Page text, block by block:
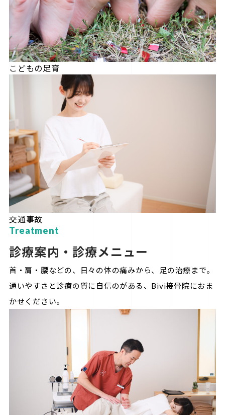
こどもの足育
交通事故
Treatment
診療案内・診療メニュー
首・肩・腰などの、日々の体の痛みから、足の治療まで。
通いやすさと診療の質に自信のがある、Bivi接骨院におま
かせください。